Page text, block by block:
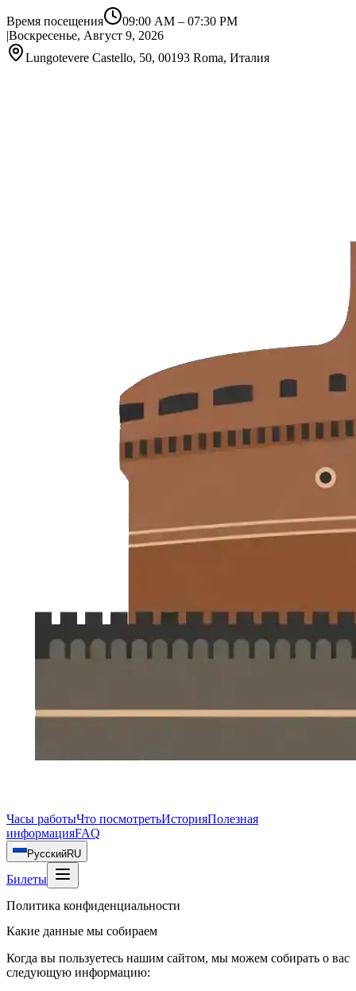
Время посещения 09:00 AM – 07:30 PM
|Воскресенье, Август 9, 2026
Lungotevere Castello, 50, 00193 Roma, Италия
Часы работыЧто посмотретьИсторияПолезная
информацияFAQ
РусскийRU
Билеты
Политика конфиденциальности
Какие данные мы собираем
Когда вы пользуетесь нашим сайтом, мы можем собирать о вас
следующую информацию: